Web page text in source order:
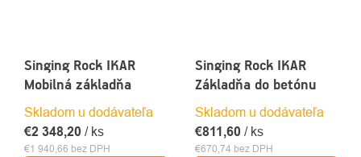
Singing Rock IKAR
Mobilná základňa
Skladom u dodávateľa
€1 940,66 bez DPH
€2 348,20 / ks
Singing Rock IKAR
Základňa do betónu
Skladom u dodávateľa
€670,74 bez DPH
€811,60 / ks